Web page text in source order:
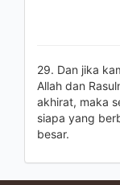
29. Dan jika
Allah dan
akhirat, maka
siapa yang
besar.